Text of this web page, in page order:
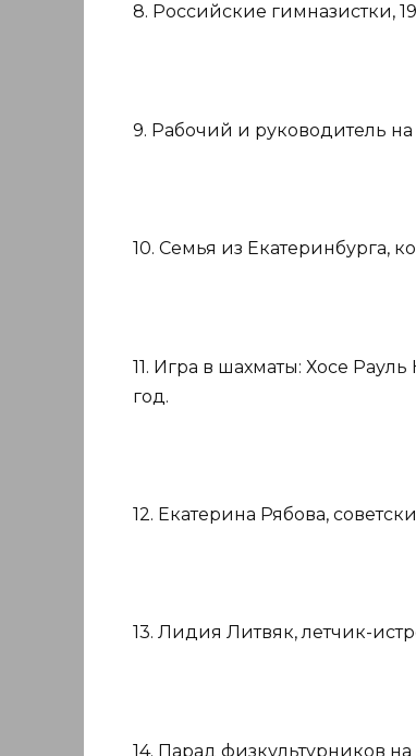
8. Российские гимназистки,
9. Рабочий и руководитель
10. Семья из Екатеринбурга,
11. Игра в шахматы: Хосе
год.
12. Екатерина Рябова,
13. Лидия Литвяк, летчик-
14. Парад физкультурников